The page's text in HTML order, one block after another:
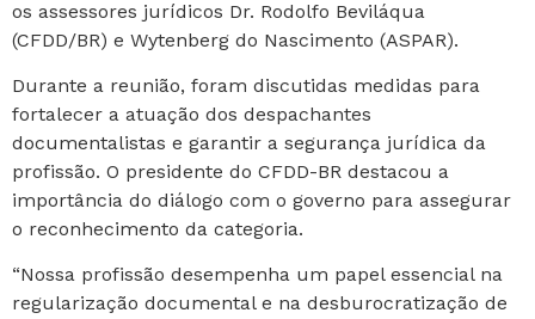
os assessores jurídicos Dr. Rodolfo Beviláqua
(CFDD/BR) e Wytenberg do Nascimento (ASPAR).
Durante a reunião, foram discutidas medidas para
fortalecer a atuação dos despachantes
documentalistas e garantir a segurança jurídica da
profissão. O presidente do CFDD-BR destacou a
importância do diálogo com o governo para assegurar
o reconhecimento da categoria.
“Nossa profissão desempenha um papel essencial na
regularização documental e na desburocratização de